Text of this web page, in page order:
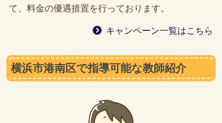
て、料金の優遇措置を行っております。
キャンペーン一覧はこちら
横浜市港南区で指導可能な教師紹介